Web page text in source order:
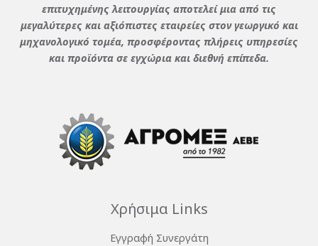
επιτυχημένης λειτουργίας αποτελεί μια από τις
μεγαλύτερες και αξιόπιστες εταιρείες στον γεωργικό και
μηχανολογικό τομέα, προσφέροντας πλήρεις υπηρεσίες
και προϊόντα σε εγχώρια και διεθνή επίπεδα.
Χρήσιμα Links
Εγγραφή Συνεργάτη